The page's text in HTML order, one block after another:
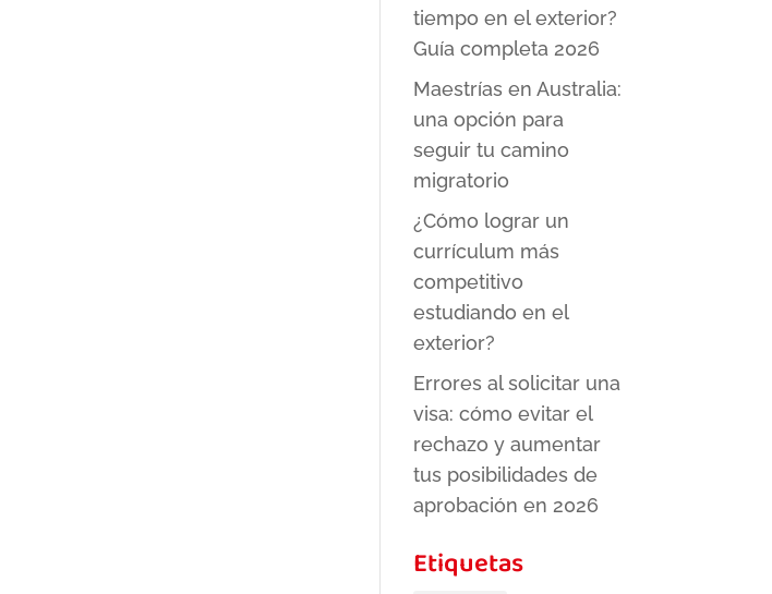
tiempo en el exterior?
Guía completa 2026
Maestrías en Australia:
una opción para
seguir tu camino
migratorio
¿Cómo lograr un
currículum más
competitivo
estudiando en el
exterior?
Errores al solicitar una
visa: cómo evitar el
rechazo y aumentar
tus posibilidades de
aprobación en 2026
Etiquetas